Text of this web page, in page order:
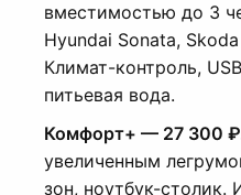
вместимостью до 3
Hyundai Sonata,
Климат-контроль,
питьевая вода.
Комфорт+ — 27 300
увеличенным
зон, ноутбук-столик.